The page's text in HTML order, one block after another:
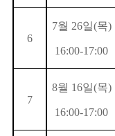
6
7월 26일(목)
16:00-17:00
7
8월 16일(목)
16:00-17:00